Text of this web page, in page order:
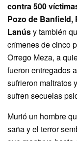
contra 500
Pozo de Banfield,
Lanúsy también
crímenes de cinco
Orrego Meza, a
fueron entregados
sufrieron maltratos
sufren secuelas
Murió un hombre
saña y el terror